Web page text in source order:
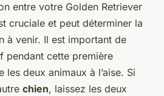
entre votre Golden Retriever
cruciale et peut déterminer la
à venir. Il est important de
pendant cette première
les deux animaux à l’aise. Si
chien, laissez les deux